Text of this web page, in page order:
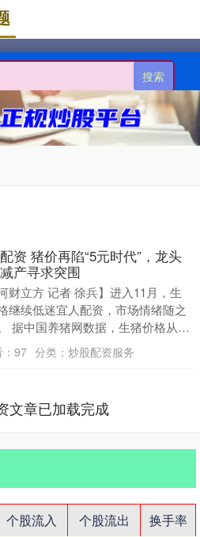
搜索
资 猪价再陷“5元时代”，龙头
产寻求突围
财立方 记者 徐兵】进入11月，生
继续低迷宜人配资，市场情绪随之
据中国养猪网数据，生猪价格从今
份的8.3元/斤左右一路下降至10月中
97 分类： 炒股配资服务
文章已加载完成
个股流入 个股流出
换手率